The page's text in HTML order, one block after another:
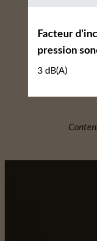
Facteur
pression
3 dB(A)